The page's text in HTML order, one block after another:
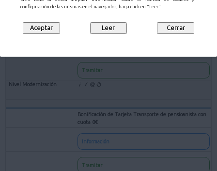
configuración de las mismas en el navegador, haga click en "Leer"
Tramitar
Bonificación de Tarjeta Transporte de pensioanista con
cuota 0€
Información
Tramitar